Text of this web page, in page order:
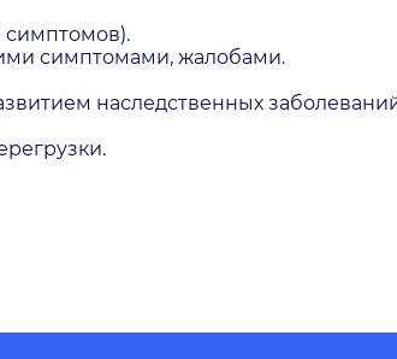
симптомов).
симптомами, жалобами.
наследственных